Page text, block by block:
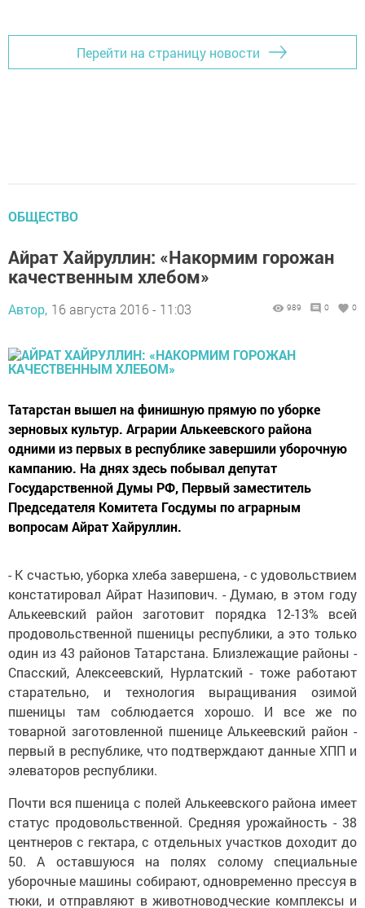
Перейти на страницу новости
ОБЩЕСТВО
Айрат Хайруллин: «Накормим горожан
качественным хлебом»
Автор, 16 августа 2016 - 11:03 989 0 0
Татарстан вышел на финишную прямую по уборке
зерновых культур. Аграрии Алькеевского района
одними из первых в республике завершили уборочную
кампанию. На днях здесь побывал депутат
Государственной Думы РФ, Первый заместитель
Председателя Комитета Госдумы по аграрным
вопросам Айрат Хайруллин.
- К счастью, уборка хлеба завершена, - с удовольствием
констатировал Айрат Назипович. - Думаю, в этом году
Алькеевский район заготовит порядка 12-13% всей
продовольственной пшеницы республики, а это только
один из 43 районов Татарстана. Близлежащие районы -
Спасский, Алексеевский, Нурлатский - тоже работают
старательно, и технология выращивания озимой
пшеницы там соблюдается хорошо. И все же по
товарной заготовленной пшенице Алькеевский район -
первый в республике, что подтверждают данные ХПП и
элеваторов республики.
Почти вся пшеница с полей Алькеевского района имеет
статус продовольственной. Средняя урожайность - 38
центнеров с гектара, с отдельных участков доходит до
50. А оставшуюся на полях солому специальные
уборочные машины собирают, одновременно прессуя в
тюки, и отправляют в животноводческие комплексы и